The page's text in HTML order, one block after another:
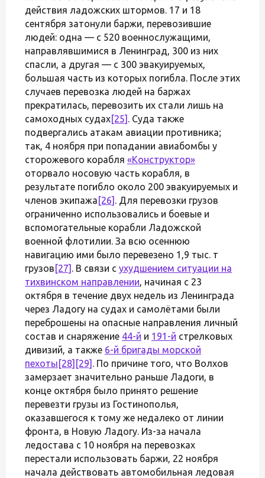
действия ладожских штормов. 17 и 18
сентября затонули баржи, перевозившие
людей: одна — с 520 военнослужащими,
направлявшимися в Ленинград, 300 из них
спасли, а другая — с 300 эвакуируемых,
большая часть из которых погибла. После этих
случаев перевозка людей на баржах
прекратилась, перевозить их стали лишь на
самоходных судах[25] . Суда также
подвергались атакам авиации противника;
так, 4 ноября при попадании авиабомбы у
сторожевого корабля «Конструктор»
оторвало носовую часть корабля, в
результате погибло около 200 эвакуируемых и
членов экипажа [26] . Для перевозки грузов
ограниченно использовались и боевые и
вспомогательные корабли Ладожской
военной флотилии. За всю осеннюю
навигацию ими было перевезено 1,9 тыс. т
грузов [27] . В связи с ухудшением ситуации на
тихвинском направлении, начиная с 23
октября в течение двух недель из Ленинграда
через Ладогу на судах и самолётами были
переброшены на опасные направления личный
состав и снаряжение 44-й и 191-й стрелковых
дивизий, а также 6-й бригады морской
пехоты [28] [29] . По причине того, что Волхов
замерзает значительно раньше Ладоги, в
конце октября было принято решение
перевезти грузы из Гостинополья,
оказавшегося к тому же недалеко от линии
фронта, в Новую Ладогу. Из-за начала
ледостава с 10 ноября на перевозках
перестали использовать баржи, 22 ноября
начала действовать автомобильная ледовая